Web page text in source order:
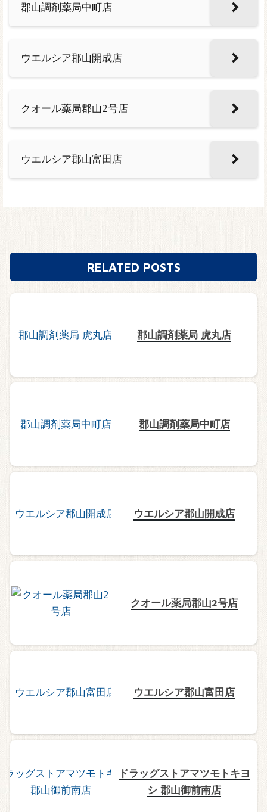
郡山調剤薬局中町店
ウエルシア郡山開成店
クオール薬局郡山2号店
ウエルシア郡山富田店
RELATED POSTS
郡山調剤薬局 虎丸店
郡山調剤薬局中町店
ウエルシア郡山開成店
クオール薬局郡山2号店
ウエルシア郡山富田店
ドラッグストアマツモトキヨ
シ 郡山御前南店